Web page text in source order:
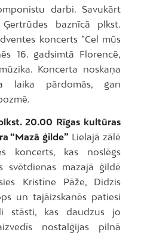
darbi. Savukārt
baznīcā plkst.
koncerts “Cel mūs
16. gadsimtā Florencē,
Koncerta noskaņa
laika pārdomās, gan
20.00 Rīgas kultūras
“Mazā ģilde” Lielajā zālē
koncerts, kas noslēgs
svētdienas mazajā ģildē
Kristīne Pāže, Didzis
un tajāizskanēs patiesi
stāsti, kas daudzus jo
nostalģijas pilnā